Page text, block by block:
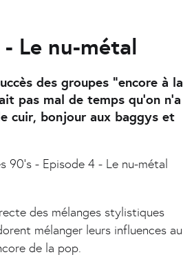
Le nu-métal
des groupes "encore à la
pas mal de temps qu'on n'a
cuir, bonjour aux baggys et
des mélanges stylistiques
mélanger leurs influences au
de la pop.